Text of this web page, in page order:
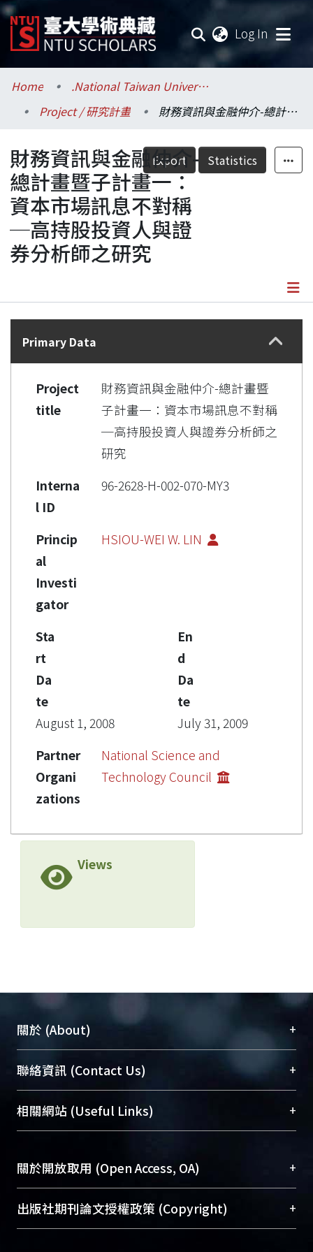
Log In
Communities & Collections
Research Outputs
Fundings & Projects
Researchers
Organizations
Statistics
Home
.National Taiwan University / 國立臺灣大學
Project / 研究計畫
財務資訊與金融仲介-總計畫暨子計畫一：資本市場訊息不對稱─高持股投資人與證券分析師之研究
Export Statistics
財務資訊與金融仲介-
總計畫暨子計畫一：
資本市場訊息不對稱
─高持股投資人與證
券分析師之研究
Details
Primary Data
Project
title
財務資訊與金融仲介-總計畫暨
子計畫一：資本市場訊息不對稱
─高持股投資人與證券分析師之
研究
Interna
l ID
96-2628-H-002-070-MY3
Princip
al
Investi
gator
HSIOU-WEI W. LIN
Sta
rt
Da
te
August 1, 2008
En
d
Da
te
July 31, 2009
Partner
Organi
zations
National Science and
Technology Council
Views
關於 (About) +
臺大位居世界頂尖大學之列，為永久珍藏及向國際
展現本校豐碩的研究成果及學術能量，圖書館整合
機構典藏（NTUR）與學術庫（AH）不同功能平
台，成為臺大學術典藏NTU scholars。期能整合研
成果。
To permanently archive and promote researcher
profiles and scholarly works, Library integrates the
services of “NTU Repository” with “Academic
聯絡資訊 (Contact Us) +
總館學科館員(Main Library)
醫學圖書館學科館員(Medical Library)
Sciences Library)
相關網站 (Useful Links) +
關於開放取用 (Open Access, OA) +
開放取用是從使用者角度提升資訊取用性的社會運
動，應用在學術研究上是透過將研究著作公開供使
出版社期刊論文授權政策 (Copyright) +